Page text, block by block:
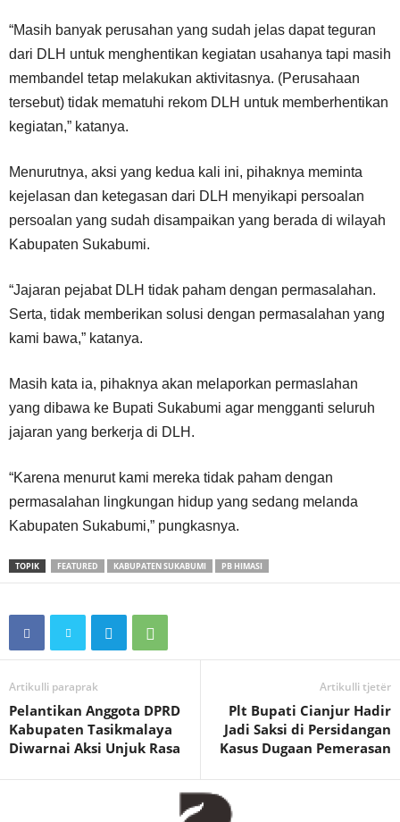
“Masih banyak perusahan yang sudah jelas dapat teguran
dari DLH untuk menghentikan kegiatan usahanya tapi masih
membandel tetap melakukan aktivitasnya. (Perusahaan
tersebut) tidak mematuhi rekom DLH untuk memberhentikan
kegiatan,” katanya.
Menurutnya, aksi yang kedua kali ini, pihaknya meminta
kejelasan dan ketegasan dari DLH menyikapi persoalan
persoalan yang sudah disampaikan yang berada di wilayah
Kabupaten Sukabumi.
“Jajaran pejabat DLH tidak paham dengan permasalahan.
Serta, tidak memberikan solusi dengan permasalahan yang
kami bawa,” katanya.
Masih kata ia, pihaknya akan melaporkan permaslahan
yang dibawa ke Bupati Sukabumi agar mengganti seluruh
jajaran yang berkerja di DLH.
“Karena menurut kami mereka tidak paham dengan
permasalahan lingkungan hidup yang sedang melanda
Kabupaten Sukabumi,” pungkasnya.
TOPIK FEATURED KABUPATEN SUKABUMI PB HIMASI
Artikulli paraprak
Pelantikan Anggota DPRD
Kabupaten Tasikmalaya
Diwarnai Aksi Unjuk Rasa
Artikulli tjetër
Plt Bupati Cianjur Hadir
Jadi Saksi di Persidangan
Kasus Dugaan Pemerasan